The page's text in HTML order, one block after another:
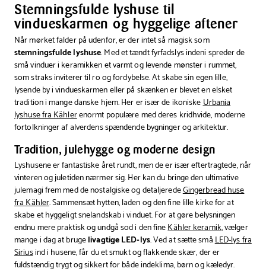
Stemningsfulde lyshuse til
vindueskarmen og hyggelige aftener
Når mørket falder på udenfor, er der intet så magisk som
stemningsfulde lyshuse. Med et tændt fyrfadslys indeni spreder de
små vinduer i keramikken et varmt og levende mønster i rummet,
som straks inviterer til ro og fordybelse. At skabe sin egen lille,
lysende by i vindueskarmen eller på skænken er blevet en elsket
tradition i mange danske hjem. Her er især de ikoniskeUrbania
lyshuse fra Kählerenormt populære med deres kridhvide, moderne
fortolkninger af alverdens spændende bygninger og arkitektur.
Tradition, julehygge og moderne design
Lyshusene er fantastiske året rundt, men de er især eftertragtede, når
vinteren og juletiden nærmer sig. Her kan du bringe den ultimative
julemagi frem med de nostalgiske og detaljeredeGingerbread huse
fra Kähler. Sammensæt hytten, laden og den fine lille kirke for at
skabe et hyggeligt snelandskab i vinduet. For at gøre belysningen
endnu mere praktisk og undgå sod i den fineKähler keramik, vælger
mange i dag at brugelivagtige LED-lys. Ved at sætte småLED-lys fra
Siriusind i husene, får du et smukt og flakkende skær, der er
fuldstændig trygt og sikkert for både indeklima, børn og kæledyr.